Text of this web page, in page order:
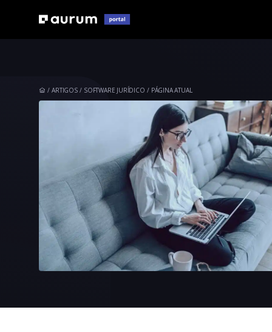
ARTIGOS SOFTWARE JURÍDICO PÁGINA ATUAL